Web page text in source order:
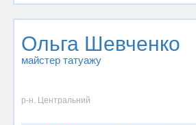
Ольга Шевченко
майстер татуажу
р-н. Центральний